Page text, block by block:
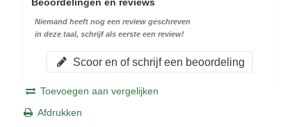
Niemand heeft nog een review geschreven
in deze taal, schrijf als eerste een review!
Scoor en of schrijf een beoordeling
Toevoegen aan vergelijken
Afdrukken